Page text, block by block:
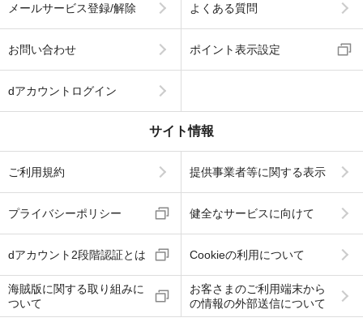
メールサービス登録/解除 よくある質問
お問い合わせ ポイント表示設定
dアカウントログイン
サイト情報
ご利用規約 提供事業者等に関する表示
プライバシーポリシー 健全なサービスに向けて
dアカウント2段階認証とは Cookieの利用について
海賊版に関する取り組みに
ついて
お客さまのご利用端末から
の情報の外部送信について